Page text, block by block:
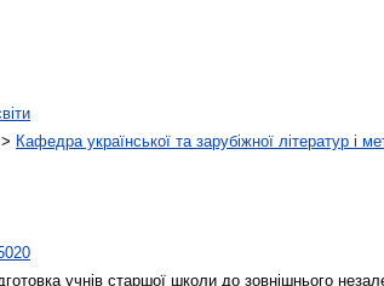
> Кафедра української та зарубіжної літератур і
учнів старшої школи до зовнішнього